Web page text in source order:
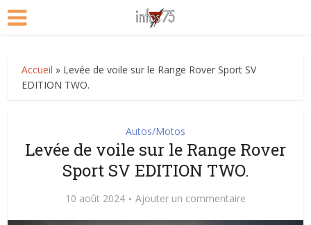
Accueil » Levée de voile sur le Range Rover Sport SV
EDITION TWO.
Autos/Motos
Levée de voile sur le Range Rover
Sport SV EDITION TWO.
10 août 2024 Ajouter un commentaire